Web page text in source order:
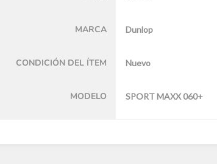
MARCA Dunlop
CONDICIÓN DEL ÍTEM Nuevo
MODELO SPORT MAXX 060+